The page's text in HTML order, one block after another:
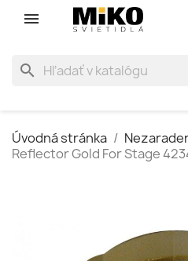
search
Úvodná stránka
Reflector Gold For Stage